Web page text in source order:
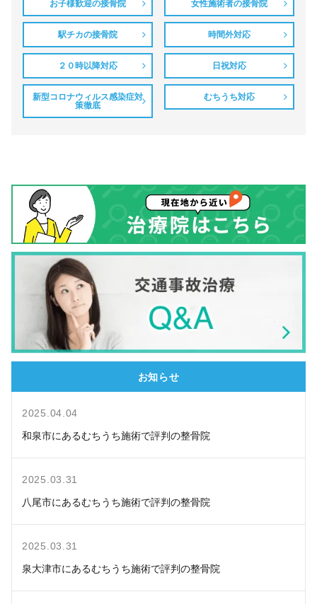
お子様歓迎の接骨院 女性施術者の接骨院
駅チカの接骨院 時間外対応
２０時以降対応 日祝対応
新型コロナウィルス感染症対
策徹底
むちうち対応
お知らせ
2025.04.04
和泉市にあるむちうち施術で評判の整骨院
2025.03.31
八尾市にあるむちうち施術で評判の整骨院
2025.03.31
泉大津市にあるむちうち施術で評判の整骨院